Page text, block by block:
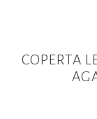
COPERTA